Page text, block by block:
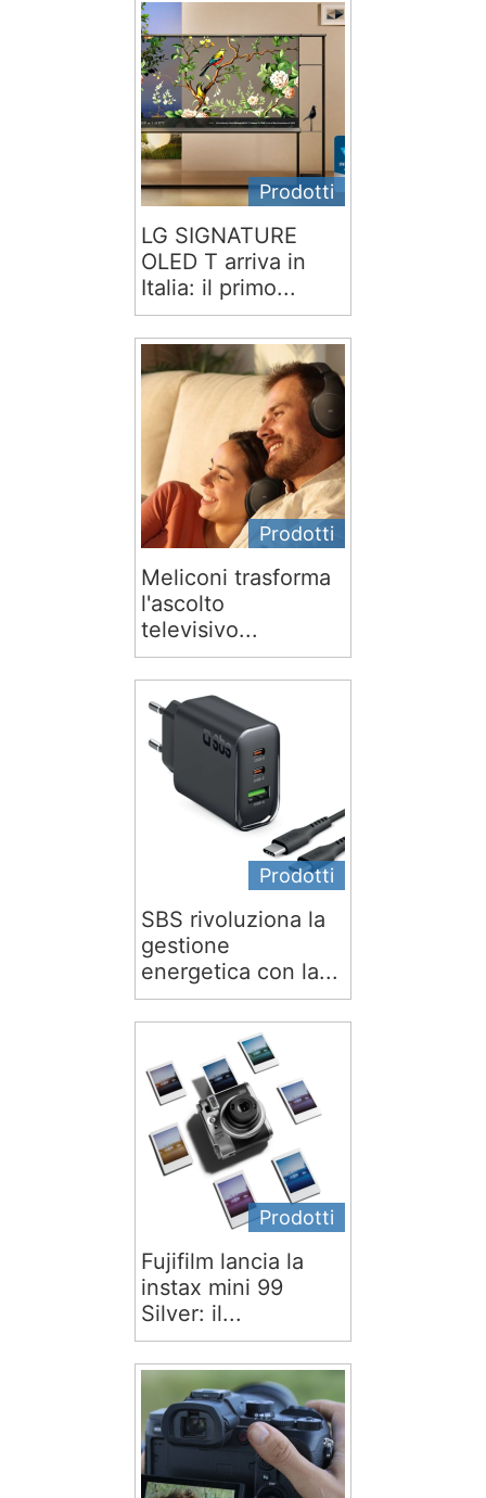
Prodotti
LG SIGNATURE
OLED T arriva in
Italia: il primo...
Prodotti
Meliconi trasforma
l'ascolto
televisivo...
Prodotti
SBS rivoluziona la
gestione
energetica con la...
Prodotti
Fujifilm lancia la
instax mini 99
Silver: il...